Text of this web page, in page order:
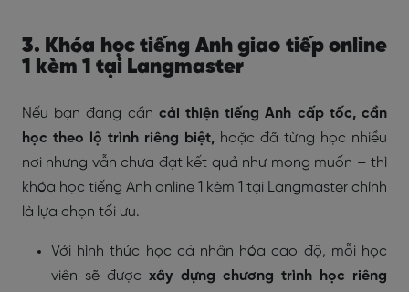
3. Khóa học tiếng Anh giao tiếp online
1 kèm 1 tại Langmaster
Nếu bạn đang cần cải thiện tiếng Anh cấp tốc, cần
học theo lộ trình riêng biệt, hoặc đã từng học nhiều
nơi nhưng vẫn chưa đạt kết quả như mong muốn – thì
khóa học tiếng Anh online 1 kèm 1 tại Langmaster chính
là lựa chọn tối ưu.
Với hình thức học cá nhân hóa cao độ, mỗi học
viên sẽ đượcxây dựng chương trình học riêng